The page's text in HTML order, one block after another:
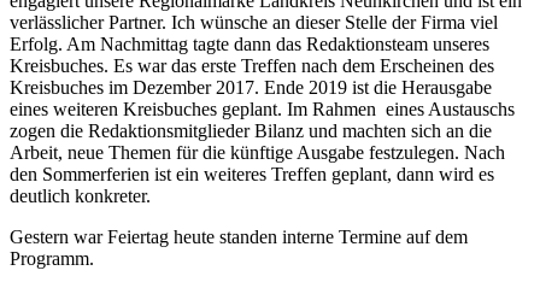
verlässlicher Partner. Ich wünsche an dieser Stelle der Firma viel
Erfolg. Am Nachmittag tagte dann das Redaktionsteam unseres
Kreisbuches. Es war das erste Treffen nach dem Erscheinen des
Kreisbuches im Dezember 2017. Ende 2019 ist die Herausgabe
eines weiteren Kreisbuches geplant. Im Rahmen eines Austauschs
zogen die Redaktionsmitglieder Bilanz und machten sich an die
Arbeit, neue Themen für die künftige Ausgabe festzulegen. Nach
den Sommerferien ist ein weiteres Treffen geplant, dann wird es
deutlich konkreter.
Gestern war Feiertag heute standen interne Termine auf dem
Programm.